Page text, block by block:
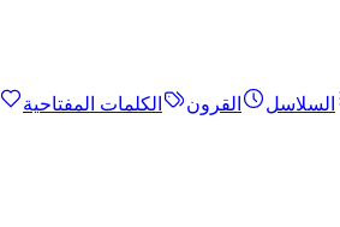
السلاسل القرون الكلمات المفتاحية